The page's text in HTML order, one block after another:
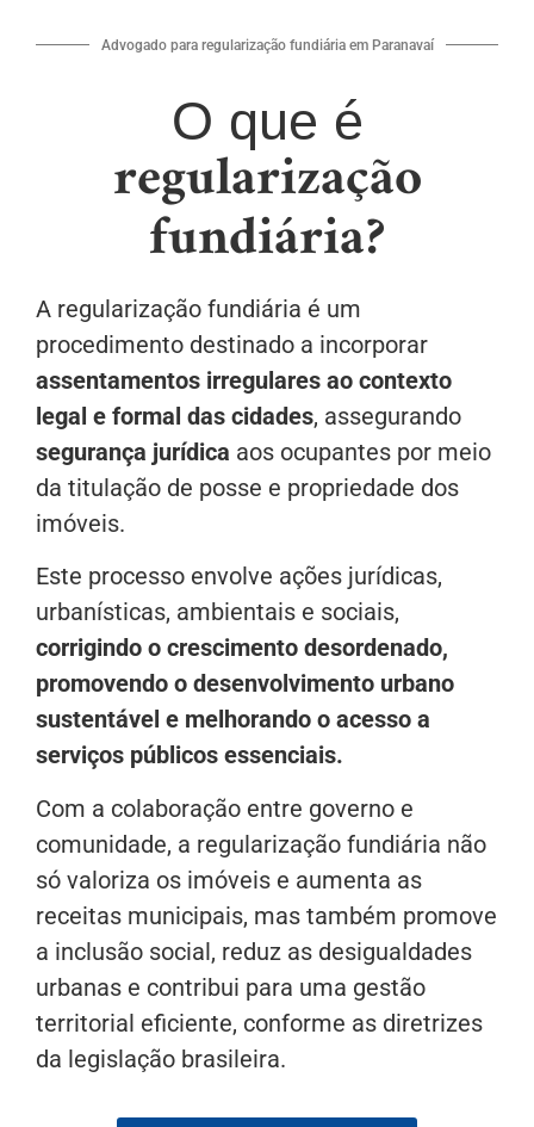
Advogado para regularização fundiária em Paranavaí
O que é
regularização
fundiária?
A regularização fundiária é um
procedimento destinado a incorporar
assentamentos irregulares ao contexto
legal e formal das cidades, assegurando
segurança jurídica aos ocupantes por meio
da titulação de posse e propriedade dos
imóveis.
Este processo envolve ações jurídicas,
urbanísticas, ambientais e sociais,
corrigindo o crescimento desordenado,
promovendo o desenvolvimento urbano
sustentável e melhorando o acesso a
serviços públicos essenciais.
Com a colaboração entre governo e
comunidade, a regularização fundiária não
só valoriza os imóveis e aumenta as
receitas municipais, mas também promove
a inclusão social, reduz as desigualdades
urbanas e contribui para uma gestão
territorial eficiente, conforme as diretrizes
da legislação brasileira.